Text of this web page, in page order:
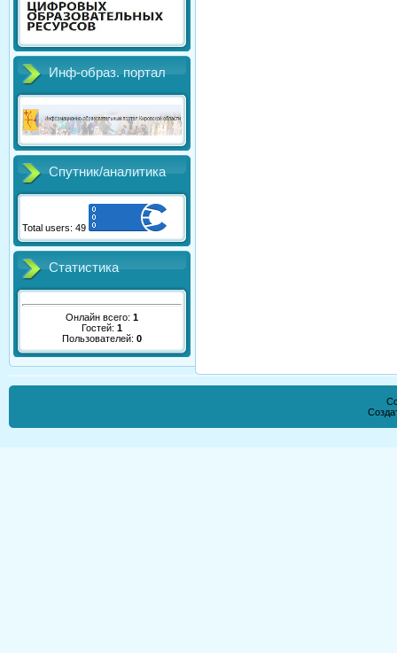
Инф-образ. портал
Спутник/аналитика
Total users: 49
Статистика
Онлайн всего: 1
Гостей: 1
Пользователей: 0